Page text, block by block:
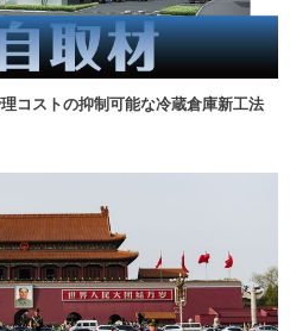
コストの抑制可能な冷蔵倉庫新工法